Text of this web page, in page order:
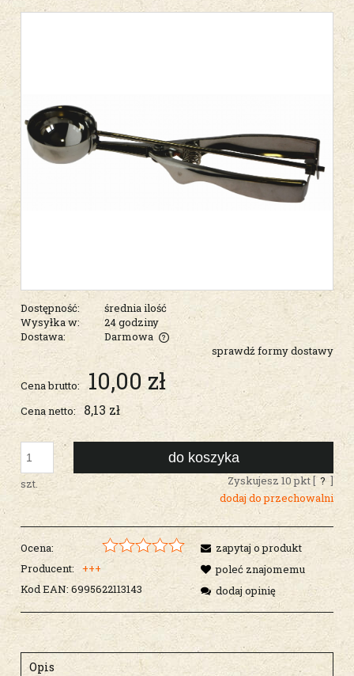
Dostępność:
średnia ilość
Wysyłka w:
24 godziny
Dostawa:
Darmowa
Cena nie zawiera ewentualnych kosztów płatności
sprawdź formy dostawy
Cena brutto: 10,00 zł
Cena netto: 8,13 zł
szt.
do koszyka
Zyskujesz 10pkt [ ? ]
dodaj do przechowalni
Ocena:
Producent:
+++
Kod EAN: 6995622113143
zapytaj o produkt
poleć znajomemu
dodaj opinię
Opis